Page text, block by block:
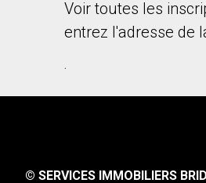
Voir toutes les
entrez l'adresse de
.
© SERVICES IMMOBILIERS